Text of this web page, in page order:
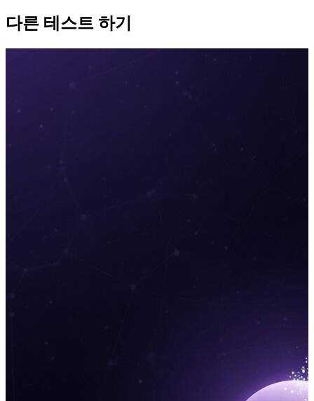
다른 테스트 하기